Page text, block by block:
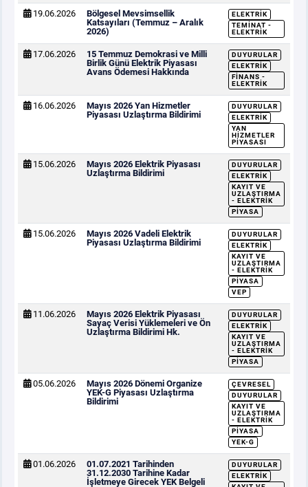
19.06.2026
Bölgesel Mevsimsellik
Katsayıları (Temmuz – Aralık
2026)
ELEKTRIK
TEMINAT -
ELEKTRIK
17.06.2026
15 Temmuz Demokrasi ve Milli
Birlik Günü Elektrik Piyasası
Avans Ödemesi Hakkında
DUYURULAR
ELEKTRIK
FINANS -
ELEKTRIK
16.06.2026
Mayıs 2026 Yan Hizmetler
Piyasası Uzlaştırma Bildirimi
DUYURULAR
ELEKTRIK
YAN
HIZMETLER
PIYASASI
15.06.2026
Mayıs 2026 Elektrik Piyasası
Uzlaştırma Bildirimi
DUYURULAR
ELEKTRIK
KAYIT VE
UZLAŞTIRMA
- ELEKTRIK
PIYASA
15.06.2026
Mayıs 2026 Vadeli Elektrik
Piyasası Uzlaştırma Bildirimi
DUYURULAR
ELEKTRIK
KAYIT VE
UZLAŞTIRMA
- ELEKTRIK
PIYASA
VEP
11.06.2026
Mayıs 2026 Elektrik Piyasası
Sayaç Verisi Yüklemeleri ve Ön
Uzlaştırma Bildirimi Hk.
DUYURULAR
ELEKTRIK
KAYIT VE
UZLAŞTIRMA
- ELEKTRIK
PIYASA
05.06.2026
Mayıs 2026 Dönemi Organize
YEK-G Piyasası Uzlaştırma
Bildirimi
ÇEVRESEL
DUYURULAR
KAYIT VE
UZLAŞTIRMA
- ELEKTRIK
PIYASA
YEK-G
01.06.2026
01.07.2021 Tarihinden
31.12.2030 Tarihine Kadar
İşletmeye Girecek YEK Belgeli
DUYURULAR
ELEKTRIK